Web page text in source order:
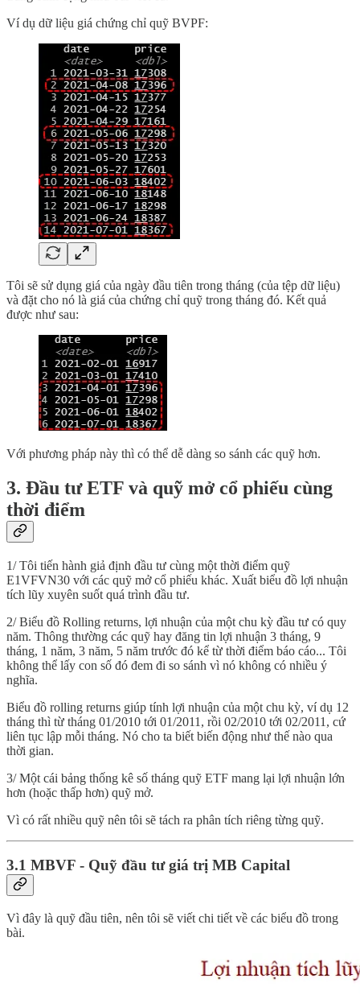
Ví dụ dữ liệu giá chứng chỉ quỹ BVPF:
Tôi sẽ sử dụng giá của ngày đầu tiên trong tháng (của tệp dữ liệu)
và đặt cho nó là giá của chứng chỉ quỹ trong tháng đó. Kết quả
được như sau:
Với phương pháp này thì có thể dễ dàng so sánh các quỹ hơn.
3. Đầu tư ETF và quỹ mở cổ phiếu cùng
thời điểm
1/ Tôi tiến hành giả định đầu tư cùng một thời điểm quỹ
E1VFVN30 với các quỹ mở cổ phiếu khác. Xuất biểu đồ lợi nhuận
tích lũy xuyên suốt quá trình đầu tư.
2/ Biểu đồ Rolling returns, lợi nhuận của một chu kỳ đầu tư có quy
năm. Thông thường các quỹ hay đăng tin lợi nhuận 3 tháng, 9
tháng, 1 năm, 3 năm, 5 năm trước đó kể từ thời điểm báo cáo... Tôi
không thể lấy con số đó đem đi so sánh vì nó không có nhiều ý
nghĩa.
Biểu đồ rolling returns giúp tính lợi nhuận của một chu kỳ, ví dụ 12
tháng thì từ tháng 01/2010 tới 01/2011, rồi 02/2010 tới 02/2011, cứ
liên tục lập mỗi tháng. Nó cho ta biết biến động như thế nào qua
thời gian.
3/ Một cái bảng thống kê số tháng quỹ ETF mang lại lợi nhuận lớn
hơn (hoặc thấp hơn) quỹ mở.
Vì có rất nhiều quỹ nên tôi sẽ tách ra phân tích riêng từng quỹ.
3.1 MBVF - Quỹ đầu tư giá trị MB Capital
Vì đây là quỹ đầu tiên, nên tôi sẽ viết chi tiết về các biểu đồ trong
bài.